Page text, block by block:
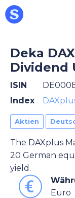
Deka
Dividend
ISIN
Index
Aktien
The DAXplus
20 German
yield.
Euro